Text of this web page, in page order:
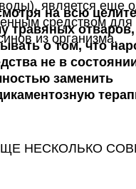
НЕСКОЛЬКО
на всю
травяных отваров,
о том, что
не в
заменить
является еще
средством
из организма.